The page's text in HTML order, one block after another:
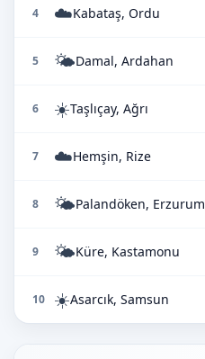
4 ☁️Kabataş, Ordu
5 🌤️Damal, Ardahan
6 ☀️Taşlıçay, Ağrı
7 ☁️Hemşin, Rize
8 🌤️Palandöken, Erzurum
9 🌤️Küre, Kastamonu
10 ☀️Asarcık, Samsun